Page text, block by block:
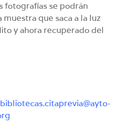
fotografías se podrán
que saca a la luz
y ahora recuperado del
bibliotecas.citaprevia@ayto-